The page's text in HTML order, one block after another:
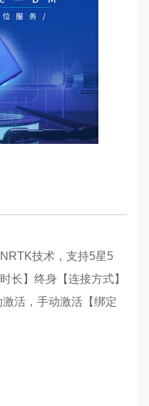
技术，支持5星5
长】终身【连接方式】
活，手动激活【绑定